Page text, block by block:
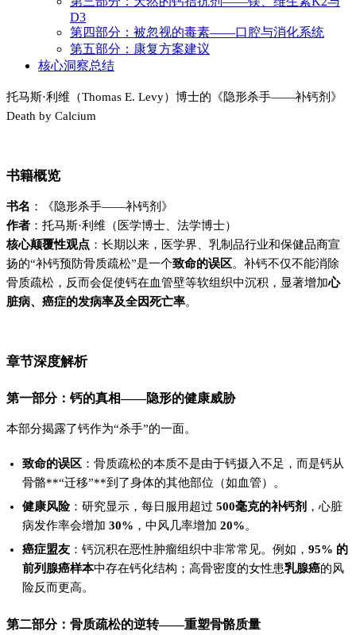
D3
第四部分：被忽视的毒素——口腔与消化系统
第五部分：康复方案建议
核心洞察总结
托马斯·利维（Thomas E. Levy）博士的《隐形杀手——补钙剂》
Death by Calcium
书籍概览
书名 ：《隐形杀手——补钙剂》
作者 ：托马斯·利维（医学博士、法学博士）
核心颠覆性观点 ：长期以来，医学界、乳制品行业和保健品商宣
扬的“补钙预防骨质疏松”是一个致命的误区。补钙不仅不能消除
骨质疏松，反而会促使钙在血管壁等软组织中沉积，显著增加心
脏病、癌症的发病率及全因死亡率。
章节深度解析
第一部分：钙的真相——隐形的健康威胁
本部分揭露了钙作为“杀手”的一面。
致命的误区 ：骨质疏松的本质不是由于钙摄入不足，而是钙从
骨骼**“迁移”**到了身体的其他部位（如血管）。
健康风险：研究显示，每日服用超过 500毫克的补钙剂 ，心脏
病发作率会增加 30% ，中风几率增加 20%。
癌症盟友 ：钙沉积在恶性肿瘤组织中非常常见。例如， 95% 的
前列腺癌样本中存在钙化结构；高骨密度的女性患乳腺癌的风
险反而更高。
第二部分：骨质疏松的逆转——重塑骨骼质量